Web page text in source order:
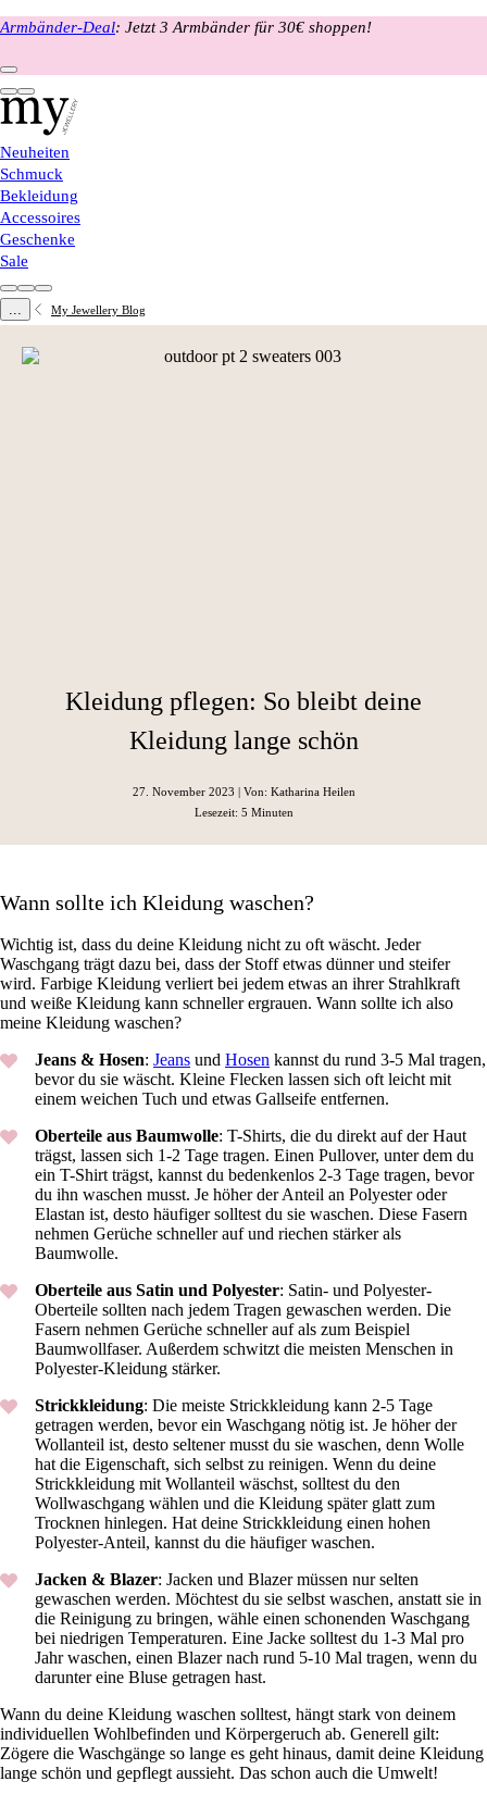
Armbänder-Deal: Jetzt 3 Armbänder für 30€ shoppen!
Neuheiten
Schmuck
Bekleidung
Accessoires
Geschenke
Sale
... My Jewellery Blog
Kleidung pflegen: So bleibt deine
Kleidung lange schön
27. November 2023 | Von: Katharina Heilen
Lesezeit: 5 Minuten
Wann sollte ich Kleidung waschen?
Wichtig ist, dass du deine Kleidung nicht zu oft wäscht. Jeder
Waschgang trägt dazu bei, dass der Stoff etwas dünner und steifer
wird. Farbige Kleidung verliert bei jedem etwas an ihrer Strahlkraft
und weiße Kleidung kann schneller ergrauen. Wann sollte ich also
meine Kleidung waschen?
Jeans & Hosen: Jeans und Hosen kannst du rund 3-5 Mal tragen,
bevor du sie wäscht. Kleine Flecken lassen sich oft leicht mit
einem weichen Tuch und etwas Gallseife entfernen.
Oberteile aus Baumwolle: T-Shirts, die du direkt auf der Haut
trägst, lassen sich 1-2 Tage tragen. Einen Pullover, unter dem du
ein T-Shirt trägst, kannst du bedenkenlos 2-3 Tage tragen, bevor
du ihn waschen musst. Je höher der Anteil an Polyester oder
Elastan ist, desto häufiger solltest du sie waschen. Diese Fasern
nehmen Gerüche schneller auf und riechen stärker als
Baumwolle.
Oberteile aus Satin und Polyester: Satin- und Polyester-
Oberteile sollten nach jedem Tragen gewaschen werden. Die
Fasern nehmen Gerüche schneller auf als zum Beispiel
Baumwollfaser. Außerdem schwitzt die meisten Menschen in
Polyester-Kleidung stärker.
Strickkleidung: Die meiste Strickkleidung kann 2-5 Tage
getragen werden, bevor ein Waschgang nötig ist. Je höher der
Wollanteil ist, desto seltener musst du sie waschen, denn Wolle
hat die Eigenschaft, sich selbst zu reinigen. Wenn du deine
Strickkleidung mit Wollanteil wäschst, solltest du den
Wollwaschgang wählen und die Kleidung später glatt zum
Trocknen hinlegen. Hat deine Strickkleidung einen hohen
Polyester-Anteil, kannst du die häufiger waschen.
Jacken & Blazer: Jacken und Blazer müssen nur selten
gewaschen werden. Möchtest du sie selbst waschen, anstatt sie in
die Reinigung zu bringen, wähle einen schonenden Waschgang
bei niedrigen Temperaturen. Eine Jacke solltest du 1-3 Mal pro
Jahr waschen, einen Blazer nach rund 5-10 Mal tragen, wenn du
darunter eine Bluse getragen hast.
Wann du deine Kleidung waschen solltest, hängt stark von deinem
individuellen Wohlbefinden und Körpergeruch ab. Generell gilt:
Zögere die Waschgänge so lange es geht hinaus, damit deine Kleidung
lange schön und gepflegt aussieht. Das schon auch die Umwelt!